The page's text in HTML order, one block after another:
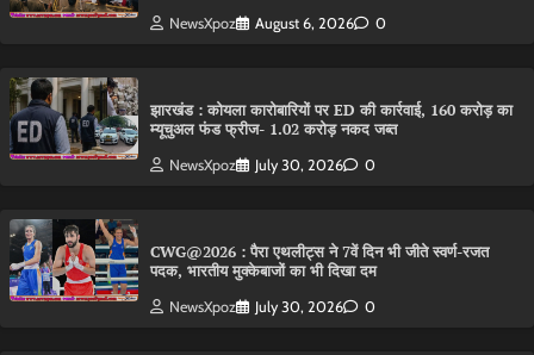
NewsXpoz August 6, 2026 0
झारखंड : कोयला कारोबारियों पर ED की कार्रवाई, 160 करोड़ का
म्यूचुअल फंड फ्रीज- 1.02 करोड़ नकद जब्त
NewsXpoz July 30, 2026 0
CWG@2026 : पैरा एथलीट्स ने 7वें दिन भी जीते स्वर्ण-रजत
पदक, भारतीय मुक्केबाजों का भी दिखा दम
NewsXpoz July 30, 2026 0